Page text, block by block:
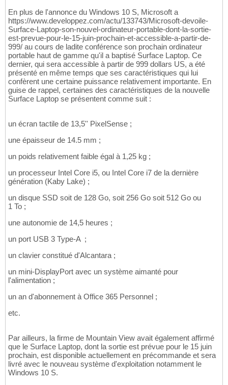
En plus de l'annonce du Windows 10 S, Microsoft a
https://www.developpez.com/actu/133743/Microsoft-devoile-
Surface-Laptop-son-nouvel-ordinateur-portable-dont-la-sortie-
est-prevue-pour-le-15-juin-prochain-et-accessible-a-partir-de-
999/ au cours de ladite conférence son prochain ordinateur
portable haut de gamme qu'il a baptisé Surface Laptop. Ce
dernier, qui sera accessible à partir de 999 dollars US, a été
présenté en même temps que ses caractéristiques qui lui
confèrent une certaine puissance relativement importante. En
guise de rappel, certaines des caractéristiques de la nouvelle
Surface Laptop se présentent comme suit :
un écran tactile de 13,5'' PixelSense ;
une épaisseur de 14.5 mm ;
un poids relativement faible égal à 1,25 kg ;
un processeur Intel Core i5, ou Intel Core i7 de la dernière
génération (Kaby Lake) ;
un disque SSD soit de 128 Go, soit 256 Go soit 512 Go ou
1 To ;
une autonomie de 14,5 heures ;
un port USB 3 Type-A ;
un clavier constitué d'Alcantara ;
un mini-DisplayPort avec un système aimanté pour
l'alimentation ;
un an d'abonnement à Office 365 Personnel ;
etc.
Par ailleurs, la firme de Mountain View avait également affirmé
que le Surface Laptop, dont la sortie est prévue pour le 15 juin
prochain, est disponible actuellement en précommande et sera
livré avec le nouveau système d'exploitation notamment le
Windows 10 S.